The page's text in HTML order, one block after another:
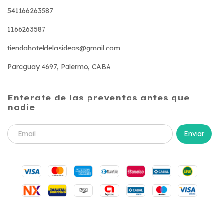
541166263587
1166263587
tiendahoteldelasideas@gmail.com
Paraguay 4697, Palermo, CABA
Enterate de las preventas antes que
nadie